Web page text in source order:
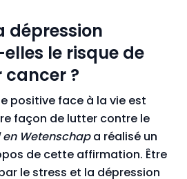
dépression
le risque de
?
positive face à la vie est
façon de lutter contre le
en Wetenschapa réalisé un
de cette affirmation. Être
le stress et la dépression